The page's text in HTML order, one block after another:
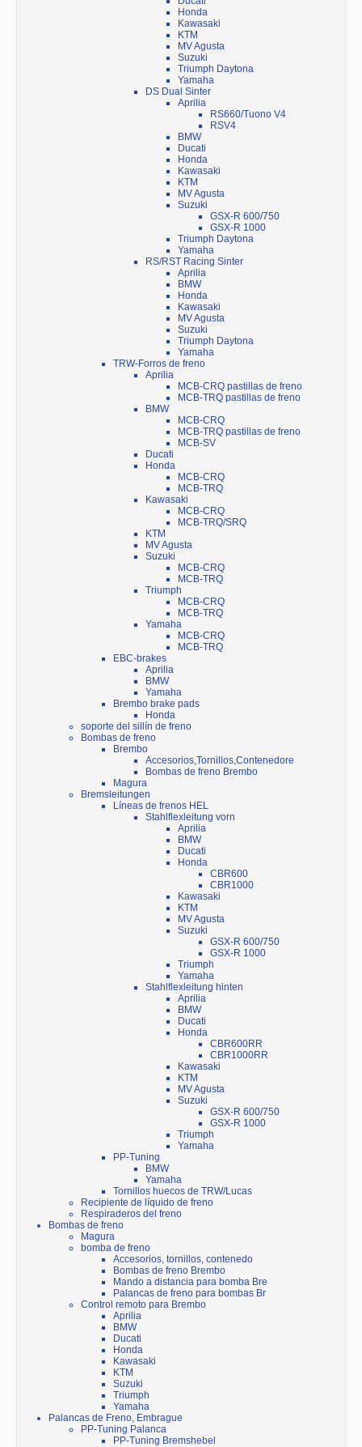
Honda
Kawasaki
KTM
MV Agusta
Suzuki
Triumph Daytona
Yamaha
DS Dual Sinter
Aprilia
RS660/Tuono V4
RSV4
BMW
Ducati
Honda
Kawasaki
KTM
MV Agusta
Suzuki
GSX-R 600/750
GSX-R 1000
Triumph Daytona
Yamaha
RS/RST Racing Sinter
Aprilia
BMW
Honda
Kawasaki
MV Agusta
Suzuki
Triumph Daytona
Yamaha
TRW-Forros de freno
Aprilia
MCB-CRQ pastillas de freno
MCB-TRQ pastillas de freno
BMW
MCB-CRQ
MCB-TRQ pastillas de freno
MCB-SV
Ducati
Honda
MCB-CRQ
MCB-TRQ
Kawasaki
MCB-CRQ
MCB-TRQ/SRQ
KTM
MV Agusta
Suzuki
MCB-CRQ
MCB-TRQ
Triumph
MCB-CRQ
MCB-TRQ
Yamaha
MCB-CRQ
MCB-TRQ
EBC-brakes
Aprilia
BMW
Yamaha
Brembo brake pads
Honda
soporte del sillín de freno
Bombas de freno
Brembo
Accesorios,Tornillos,Contenedore
Bombas de freno Brembo
Magura
Bremsleitungen
Líneas de frenos HEL
Stahlflexleitung vorn
Aprilia
BMW
Ducati
Honda
CBR600
CBR1000
Kawasaki
KTM
MV Agusta
Suzuki
GSX-R 600/750
GSX-R 1000
Triumph
Yamaha
Stahlflexleitung hinten
Aprilia
BMW
Ducati
Honda
CBR600RR
CBR1000RR
Kawasaki
KTM
MV Agusta
Suzuki
GSX-R 600/750
GSX-R 1000
Triumph
Yamaha
PP-Tuning
BMW
Yamaha
Tornillos huecos de TRW/Lucas
Recipiente de líquido de freno
Respiraderos del freno
Bombas de freno
Magura
bomba de freno
Accesorios, tornillos, contenedo
Bombas de freno Brembo
Mando a distancia para bomba Bre
Palancas de freno para bombas Br
Control remoto para Brembo
Aprilia
BMW
Ducati
Honda
Kawasaki
KTM
Suzuki
Triumph
Yamaha
Palancas de Freno, Embrague
PP-Tuning Palanca
PP-Tuning Bremshebel